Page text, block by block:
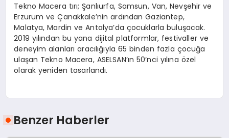
Tekno Macera tırı; Şanlıurfa, Samsun, Van, Nevşehir ve
Erzurum ve Çanakkale’nin ardından Gaziantep,
Malatya, Mardin ve Antalya’da çocuklarla buluşacak.
2019 yılından bu yana dijital platformlar, festivaller ve
deneyim alanları aracılığıyla 65 binden fazla çocuğa
ulaşan Tekno Macera, ASELSAN’ın 50’nci yılına özel
olarak yeniden tasarlandı.
Benzer Haberler